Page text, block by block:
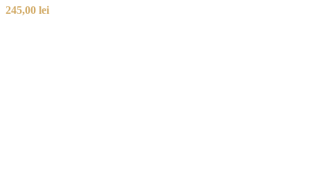
245,00 lei